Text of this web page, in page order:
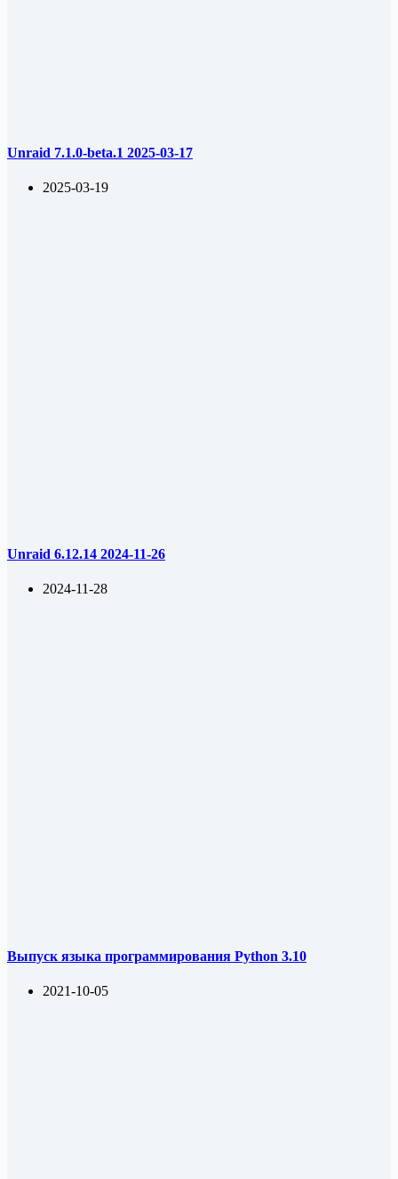
Unraid 7.1.0-beta.1 2025-03-17
2025-03-19
Unraid 6.12.14 2024-11-26
2024-11-28
Выпуск языка программирования Python 3.10
2021-10-05